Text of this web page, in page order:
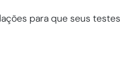
para que seus testes